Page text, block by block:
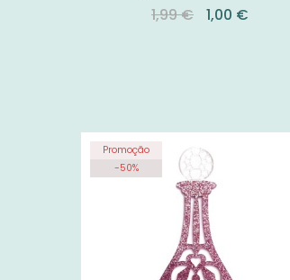
1,99 € 1,00 €
Promoção
-50%